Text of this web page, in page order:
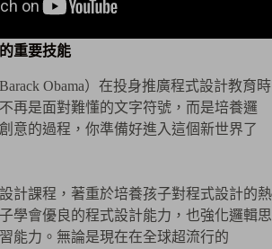
重要技能
Obama）在投身推廣程式設計教育時
再是面對難懂的文字符號，而是培養邏
意的過程，你準備好進入這個新世界了
計課程，著重於培養孩子對程式設計的熱
學會優良的程式設計能力，也強化邏輯思
能力。無論是現在在全球超流行的